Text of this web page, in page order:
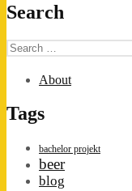
Search
Search
for:
About
Tags
bachelor projekt
beer
blog